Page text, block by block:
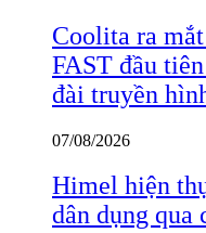
Coolita ra
FAST đầu
đài truyền
07/08/2026
Himel hiện
dân dụng qua